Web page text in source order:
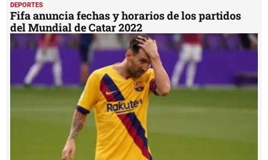
DEPORTES
Fifa anuncia fechas y horarios de los partidos
del Mundial de Catar 2022